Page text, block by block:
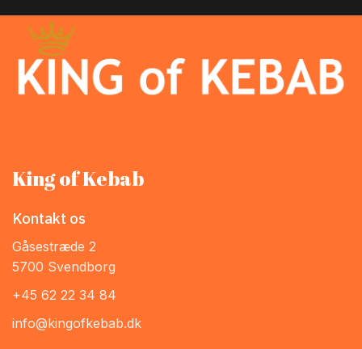
King of Kebab
Kontakt os
Gåsestræde 2
5700 Svendborg
+45 62 22 34 84
info@kingofkebab.dk